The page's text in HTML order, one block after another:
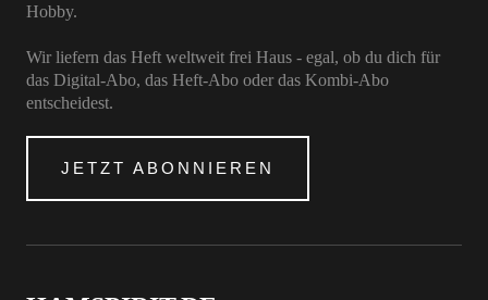
Hobby.
Wir liefern das Heft weltweit frei Haus - egal, ob du dich für
das Digital-Abo, das Heft-Abo oder das Kombi-Abo
entscheidest.
JETZT ABONNIEREN